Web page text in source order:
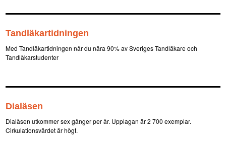
Tandläkartidningen
Med Tandläkartidningen når du nära 90% av Sveriges Tandläkare och
Tandläkarstudenter
Dialäsen
Dialäsen utkommer sex gånger per år. Upplagan är 2 700 exemplar.
Cirkulationsvärdet är högt.